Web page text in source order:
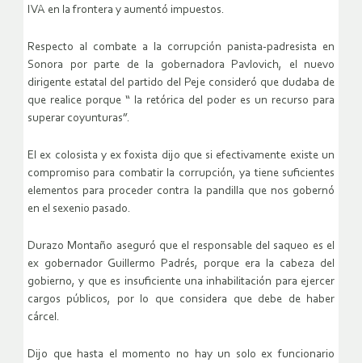
IVA en la frontera y aumentó impuestos.
Respecto al combate a la corrupción panista-padresista en
Sonora por parte de la gobernadora Pavlovich, el nuevo
dirigente estatal del partido del Peje consideró que dudaba de
que realice porque “ la retórica del poder es un recurso para
superar coyunturas”.
El ex colosista y ex foxista dijo que si efectivamente existe un
compromiso para combatir la corrupción, ya tiene suficientes
elementos para proceder contra la pandilla que nos gobernó
en el sexenio pasado.
Durazo Montaño aseguró que el responsable del saqueo es el
ex gobernador Guillermo Padrés, porque era la cabeza del
gobierno, y que es insuficiente una inhabilitación para ejercer
cargos públicos, por lo que considera que debe de haber
cárcel.
Dijo que hasta el momento no hay un solo ex funcionario